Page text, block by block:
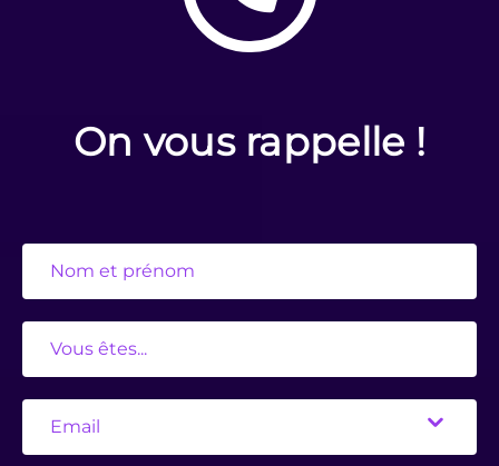
On vous rappelle !